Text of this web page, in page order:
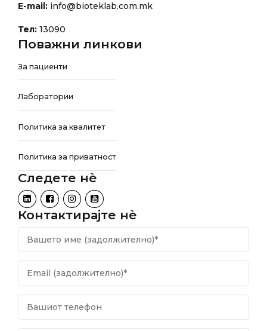
E-mail: info@bioteklab.com.mk
Тел: 13090
Поважни линкови
За пациенти
Лаборатории
Политика за квалитет
Политика за приватност
Следете нѐ
Контактирајте нѐ